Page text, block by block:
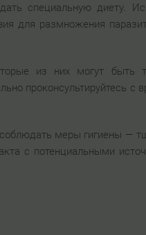
специальную диету.
для размножения
из них могут быть
проконсультируйтесь с
меры гигиены —
с потенциальными